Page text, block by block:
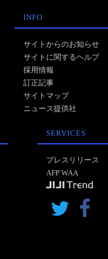
INFO
サイトからのお知らせ
サイトに関するヘルプ
採用情報
訂正記事
サイトマップ
ニュース提供社
SERVICES
プレスリリース
AFP WAA